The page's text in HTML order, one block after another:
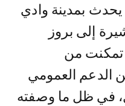
بمدينة وادي
إلى بروز
تمكنت من
الدعم العمومي
في ظل ما وصفته